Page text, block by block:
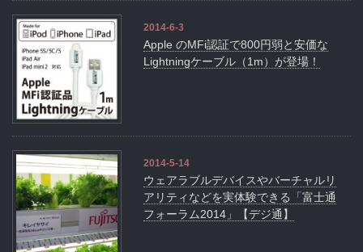
2014-6-3
Apple のMFi認証で800円弱と安価な
Lightningケーブル（1m）が登場！
2014-5-14
ウェアラブルデバイスやバーチャルリ
アリティなどを実体験できる「富士通
フォーラム2014」【デジ通】